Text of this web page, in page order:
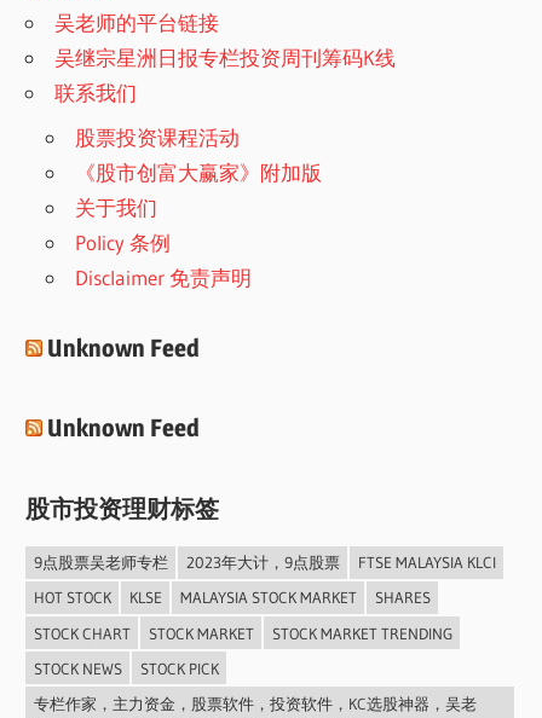
吴老师的平台链接
吴继宗星洲日报专栏投资周刊筹码K线
联系我们
股票投资课程活动
《股市创富大赢家》附加版
关于我们
Policy 条例
Disclaimer 免责声明
Unknown Feed
Unknown Feed
股市投资理财标签
9点股票吴老师专栏 2023年大计，9点股票
FTSE MALAYSIA KLCI
HOT STOCK
KLSE MALAYSIA STOCK MARKET
SHARES
STOCK CHART
STOCK MARKET
STOCK MARKET TRENDING
STOCK NEWS
STOCK PICK
专栏作家，主力资金，股票软件，投资软件，KC选股神器，吴老